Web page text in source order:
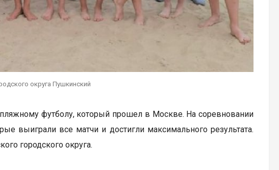
округа Пушкинский
футболу, который прошел в Москве. На соревновании
выиграли все матчи и достигли максимального результата.
городского округа.